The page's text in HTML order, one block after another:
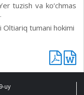
tuzish va ko‘chmas
Oltiariq tumani hokimi
uy